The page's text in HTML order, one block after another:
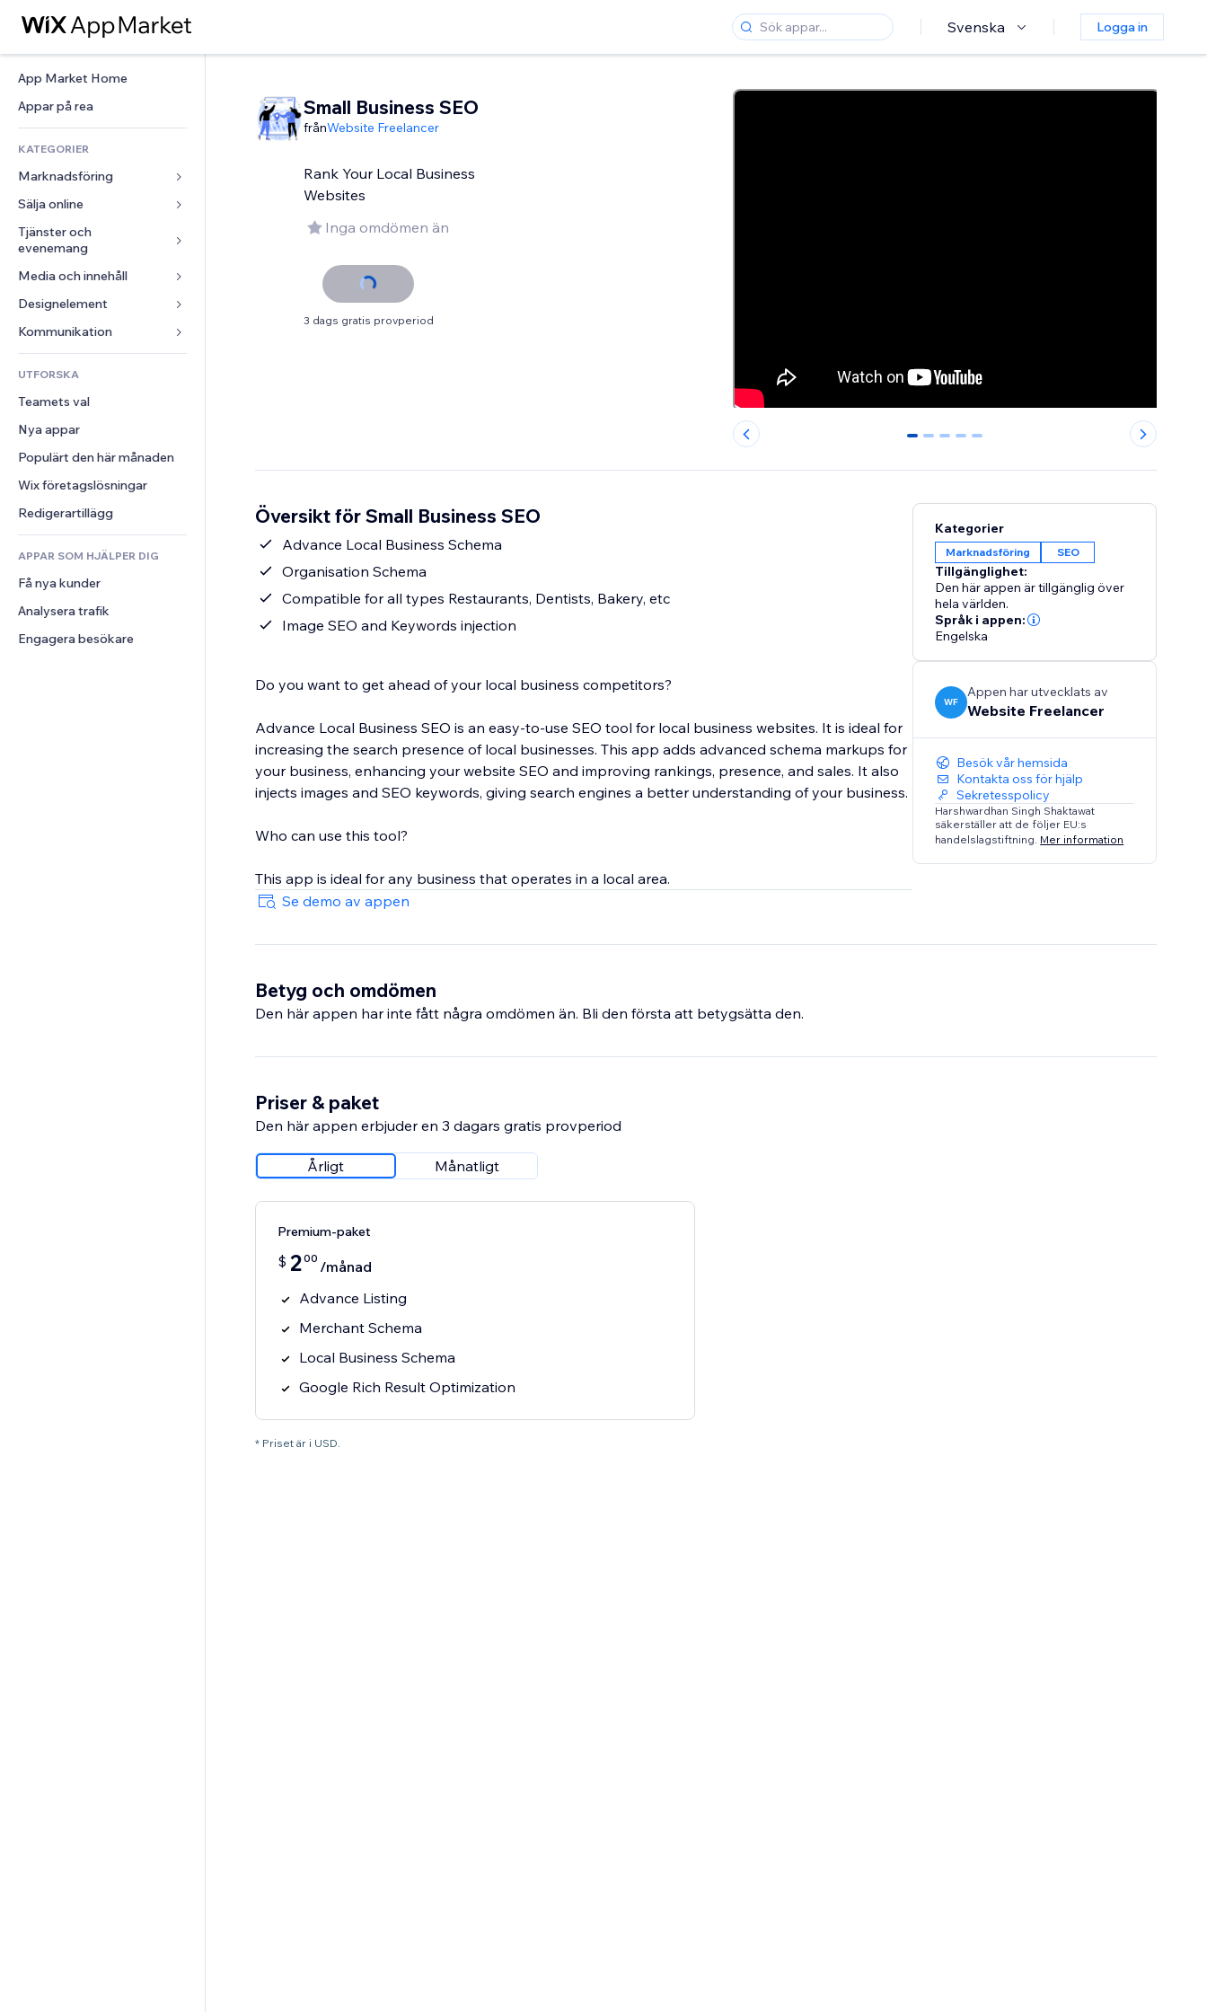
Svenska Logga in
App Market Home
Appar på rea
KATEGORIER
Marknadsföring
Annonser
Mobil
Statistik
Sociala medier
SEO
Interaktioner
Listningar
E-post
Konvertering
Sälja online
Appar för butiker
Frakt och leverans
Sälj-knappar
Onlinekurser
Beställtryck
Redovisning
Kuponger och lojalitet
Lagerlösningar
Dropshipping
Priser och abonnemang
Crowdfunding
Mat och dryck
Tjänster och
evenemang
Hotell
Evenemang
Restauranger
Fastigheter
Bokningar
Media och innehåll
Galleri
Musik
Podcasts
Fotografering
Video
PDF
Fildelning
Nyheter
Designelement
Kartor och navigering
Integritet och säkerhet
Klocka
Sidmallar
Bildeffekter
Knappar och menyer
Banners och märken
Kalkylatorer
Sök
Väder
Diagram och tabeller
Formulär
Undersökningar
Chatt
Kommentarer
Telefon
Community
Omdömen och recensioner
CRM
UTFORSKA
Teamets val
Nya appar
Populärt den här månaden
Wix företagslösningar
Redigerartillägg
APPAR SOM HJÄLPER DIG
Få nya kunder
Analysera trafik
Engagera besökare
Small Business SEO
frånWebsite Freelancer
Rank Your Local Business
Websites
Inga omdömen än
3 dags gratis provperiod
0 1 2 3 4
Översikt för Small Business SEO
Advance Local Business Schema
Organisation Schema
Compatible for all types Restaurants, Dentists, Bakery, etc
Image SEO and Keywords injection
Do you want to get ahead of your local business competitors?
Advance Local Business SEO is an easy-to-use SEO tool for local business websites. It is ideal for
increasing the search presence of local businesses. This app adds advanced schema markups for
your business, enhancing your website SEO and improving rankings, presence, and sales. It also
injects images and SEO keywords, giving search engines a better understanding of your business.
Who can use this tool?
This app is ideal for any business that operates in a local area.
Se demo av appen
Kategorier
Marknadsföring SEO
Tillgänglighet:
Den här appen är tillgänglig över
hela världen.
Språk i appen:
Engelska
WF
Appen har utvecklats av
Website Freelancer
Besök vår hemsida
Kontakta oss för hjälp
Sekretesspolicy
Harshwardhan Singh Shaktawat
säkerställer att de följer EU:s
handelslagstiftning. Mer information
Betyg och omdömen
Den här appen har inte fått några omdömen än. Bli den första att betygsätta den.
Priser & paket
Den här appen erbjuder en 3 dagars gratis provperiod
Årligt Månatligt
Premium-paket
$ 200 /månad
Advance Listing
Merchant Schema
Local Business Schema
Google Rich Result Optimization
* Priset är i USD.